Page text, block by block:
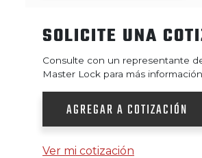
SOLICITE UNA
Consulte con un representante
Master Lock para más información.
AGREGAR A COTIZACIÓN
Ver mi cotización